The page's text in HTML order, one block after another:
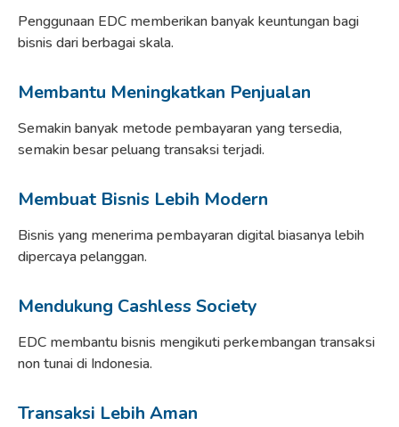
Penggunaan EDC memberikan banyak keuntungan bagi
bisnis dari berbagai skala.
Membantu Meningkatkan Penjualan
Semakin banyak metode pembayaran yang tersedia,
semakin besar peluang transaksi terjadi.
Membuat Bisnis Lebih Modern
Bisnis yang menerima pembayaran digital biasanya lebih
dipercaya pelanggan.
Mendukung Cashless Society
EDC membantu bisnis mengikuti perkembangan transaksi
non tunai di Indonesia.
Transaksi Lebih Aman